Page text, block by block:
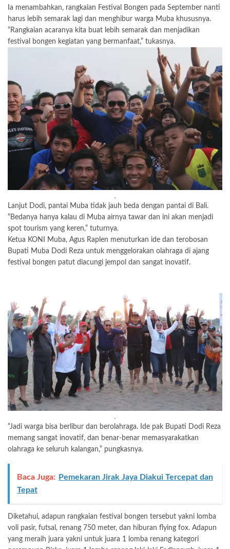
Ia menambahkan, rangkaian Festival Bongen pada September nanti
harus lebih semarak lagi dan menghibur warga Muba khususnya.
“Rangkaian acaranya kita buat lebih semarak dan menjadikan
festival bongen kegiatan yang bermanfaat,” tukasnya.
.
Lanjut Dodi, pantai Muba tidak jauh beda dengan pantai di Bali.
“Bedanya hanya kalau di Muba airnya tawar dan ini akan menjadi
spot tourism yang keren,” tuturnya.
Ketua KONI Muba, Agus Raplen menuturkan ide dan terobosan
Bupati Muba Dodi Reza untuk menggelorakan olahraga di ajang
festival bongen patut diacungi jempol dan sangat inovatif.
.
“Jadi warga bisa berlibur dan berolahraga. Ide pak Bupati Dodi Reza
memang sangat inovatif, dan benar-benar memasyarakatkan
olahraga ke seluruh kalangan,” pungkasnya.
Baca Juga: Pemekaran Jirak Jaya Diakui Tercepat dan
Tepat
Diketahui, adapun rangkaian festival bongen tersebut yakni lomba
voli pasir, futsal, renang 750 meter, dan hiburan flying fox. Adapun
yang meraih juara yakni untuk juara 1 lomba renang kategori